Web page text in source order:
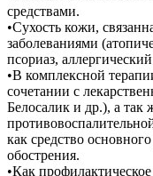
средствами.
•Сухость кожи,
заболеваниями
псориаз,
•В комплексной
сочетании с
Белосалик и др.), а так
как средство
обострения.
•Как